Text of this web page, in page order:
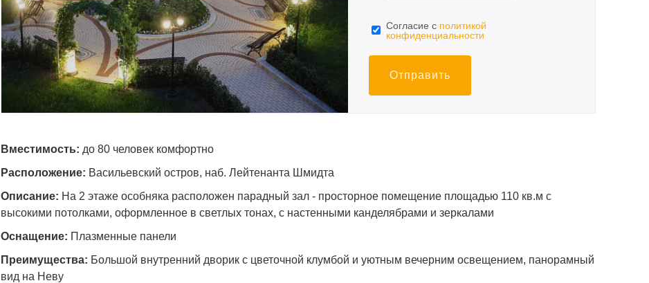
Cогласие с политикой
конфиденциальности
Отправить
Вместимость: до 80 человек комфортно
Расположение: Васильевский остров, наб. Лейтенанта Шмидта
Описание: На 2 этаже особняка расположен парадный зал - просторное помещение площадью 110 кв.м с
высокими потолками, оформленное в светлых тонах, с настенными канделябрами и зеркалами
Оснащение: Плазменные панели
Преимущества: Большой внутренний дворик с цветочной клумбой и уютным вечерним освещением, панорамный
вид на Неву